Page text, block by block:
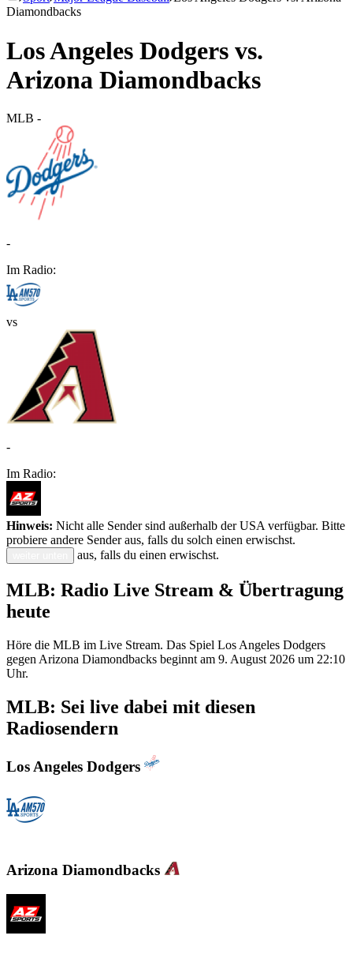
Diamondbacks
Los Angeles Dodgers vs.
Arizona Diamondbacks
MLB -
-
Im Radio:
vs
-
Im Radio:
Hinweis: Nicht alle Sender sind außerhalb der USA verfügbar. Bitte
probiere andere Sender aus, falls du solch einen erwischst.
aus, falls du einen erwischst.
MLB: Radio Live Stream & Übertragung
heute
Höre die MLB im Live Stream. Das Spiel Los Angeles Dodgers
gegen Arizona Diamondbacks beginnt am 9. August 2026 um 22:10
Uhr.
MLB: Sei live dabei mit diesen
Radiosendern
Los Angeles Dodgers
Arizona Diamondbacks